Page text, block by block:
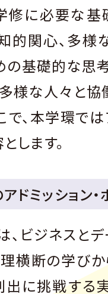
修に必要な基
的関心、多様
基礎的な思
様な人々と
、本学環では
します。
ミッション・
ビジネスと
横断の学び
出に挑戦する